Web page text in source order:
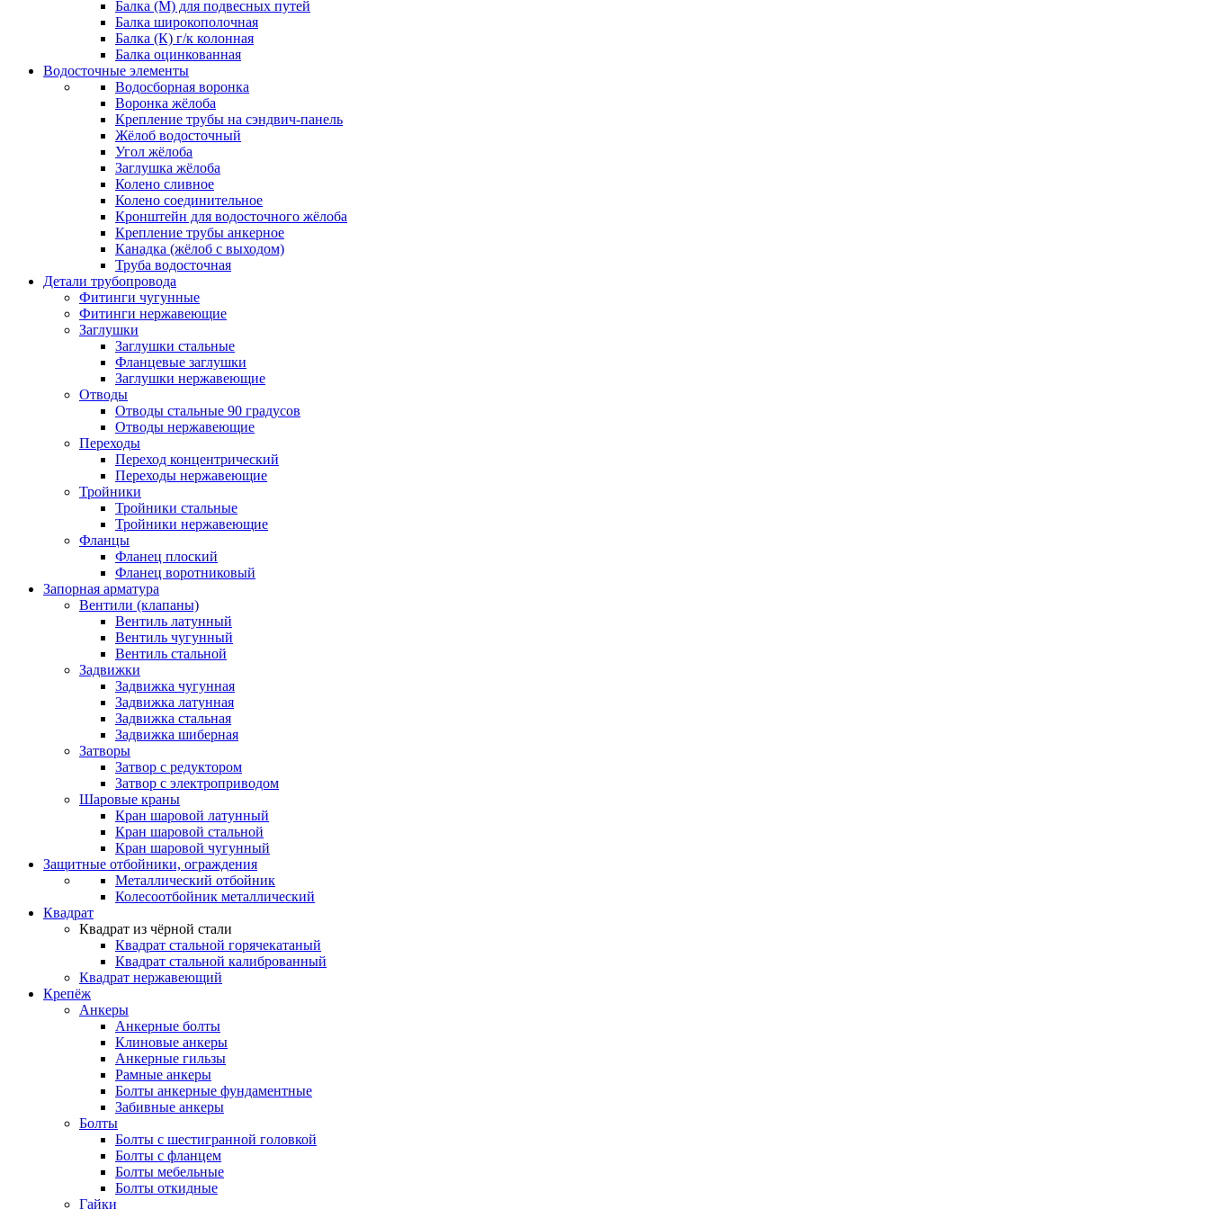
Балка (М) для подвесных путей
Балка широкополочная
Балка (К) г/к колонная
Балка оцинкованная
Водосточные элементы
Водосборная воронка
Воронка жёлоба
Крепление трубы на сэндвич-панель
Жёлоб водосточный
Угол жёлоба
Заглушка жёлоба
Колено сливное
Колено соединительное
Кронштейн для водосточного жёлоба
Крепление трубы анкерное
Канадка (жёлоб с выходом)
Труба водосточная
Детали трубопровода
Фитинги чугунные
Фитинги нержавеющие
Заглушки
Заглушки стальные
Фланцевые заглушки
Заглушки нержавеющие
Отводы
Отводы стальные 90 градусов
Отводы нержавеющие
Переходы
Переход концентрический
Переходы нержавеющие
Тройники
Тройники стальные
Тройники нержавеющие
Фланцы
Фланец плоский
Фланец воротниковый
Запорная арматура
Вентили (клапаны)
Вентиль латунный
Вентиль чугунный
Вентиль стальной
Задвижки
Задвижка чугунная
Задвижка латунная
Задвижка стальная
Задвижка шиберная
Затворы
Затвор с редуктором
Затвор с электроприводом
Шаровые краны
Кран шаровой латунный
Кран шаровой стальной
Кран шаровой чугунный
Защитные отбойники, ограждения
Металлический отбойник
Колесоотбойник металлический
Квадрат
Квадрат из чёрной стали
Квадрат стальной горячекатаный
Квадрат стальной калиброванный
Квадрат нержавеющий
Крепёж
Анкеры
Анкерные болты
Клиновые анкеры
Анкерные гильзы
Рамные анкеры
Болты анкерные фундаментные
Забивные анкеры
Болты
Болты с шестигранной головкой
Болты с фланцем
Болты мебельные
Болты откидные
Гайки